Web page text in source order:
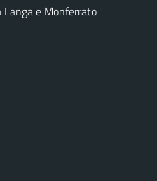
e Monferrato